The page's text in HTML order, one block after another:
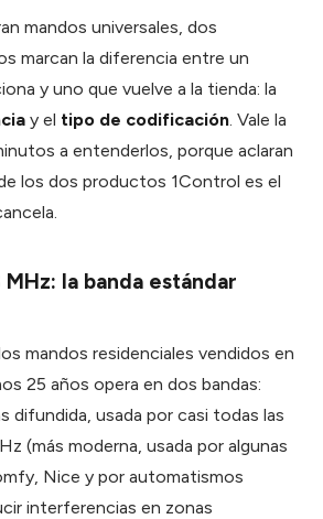
mandos universales, dos
marcan la diferencia entre un
y uno que vuelve a la tienda: la
y el tipo de codificación . Vale la
a entenderlos, porque aclaran
los dos productos 1Control es el
la banda estándar
mandos residenciales vendidos en
25 años opera en dos bandas:
difundida, usada por casi todas las
(más moderna, usada por algunas
Nice y por automatismos
interferencias en zonas